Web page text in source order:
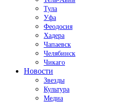
Тула
Уфа
Феодосия
Хадера
Чапаевск
Челябинск
Чикаго
Новости
Звезды
Культура
Медиа